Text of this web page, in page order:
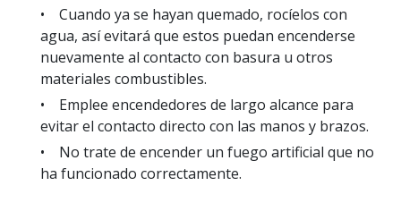
• Cuando ya se hayan quemado, rocíelos con
agua, así evitará que estos puedan encenderse
nuevamente al contacto con basura u otros
materiales combustibles.
• Emplee encendedores de largo alcance para
evitar el contacto directo con las manos y brazos.
• No trate de encender un fuego artificial que no
ha funcionado correctamente.